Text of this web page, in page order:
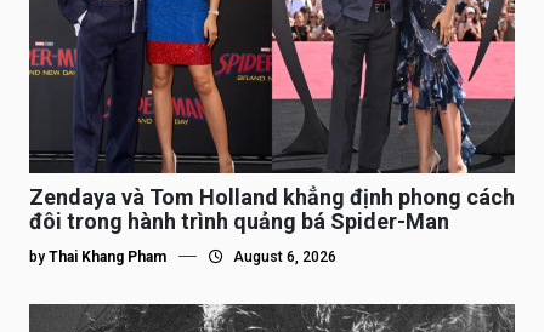
Zendaya và Tom Holland khẳng định phong cách
đôi trong hành trình quảng bá Spider-Man
by Thai Khang Pham August 6, 2026